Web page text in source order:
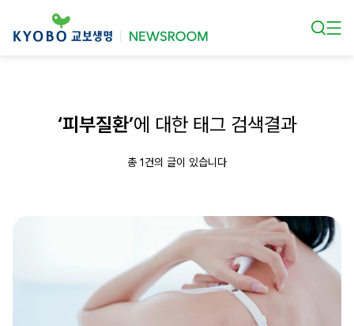
‘피부질환’에 대한 태그 검색결과
총 1건의 글이 있습니다